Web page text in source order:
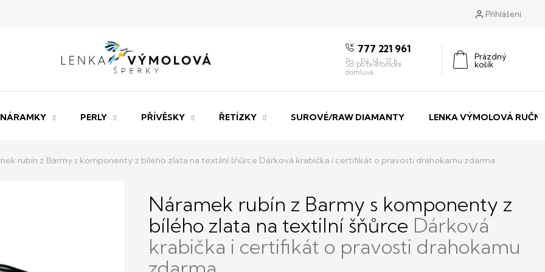
Přihlášení
777 221 961
Nákupní
košík
Prázdný
košík
NÁRAMKY PERLY PŘÍVĚSKY ŘETÍZKY SUROVÉ/RAW DIAMANTY LENKA VÝMOLOVÁ
rubín z Barmy s komponenty z bílého zlata na textilní šňůrce Dárková krabička i certifikát o pravosti drahokamu zdarma
Náramek rubín z Barmy s komponenty z
bílého zlata na textilní šňůrce Dárková
krabička i certifikát o pravosti drahokamu